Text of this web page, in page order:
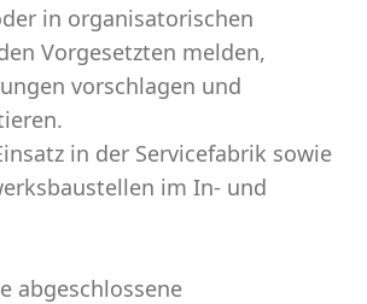
in organisatorischen
Vorgesetzten melden,
vorschlagen und
in der Servicefabrik sowie
im In- und
abgeschlossene